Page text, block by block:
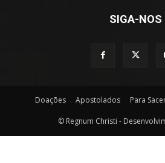
SIGA-NOS
Doações Apostolados Para
© Regnum Christi -